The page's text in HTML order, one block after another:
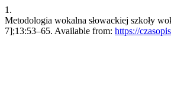
1.
Metodologia wokalna słowackiej szkoły
7];13:53–65. Available from: https://